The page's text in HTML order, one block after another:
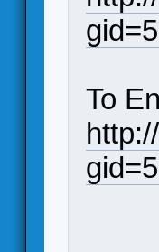
To